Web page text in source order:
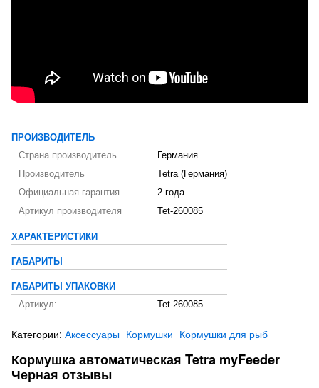
ПРОИЗВОДИТЕЛЬ
Страна производитель
Германия
Производитель
Tetra (Германия)
Официальная гарантия
2 года
Артикул производителя
Tet-260085
ХАРАКТЕРИСТИКИ
ГАБАРИТЫ
ГАБАРИТЫ УПАКОВКИ
Артикул:
Tet-260085
Категории: Аксессуары Кормушки Кормушки для рыб
Кормушка автоматическая Tetra myFeeder
Черная отзывы